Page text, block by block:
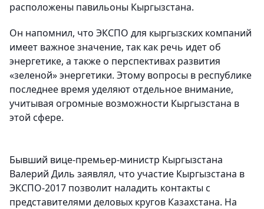
расположены павильоны Кыргызстана.
Он напомнил, что ЭКСПО для кыргызских компаний
имеет важное значение, так как речь идет об
энергетике, а также о перспективах развития
«зеленой» энергетики. Этому вопросы в республике
последнее время уделяют отдельное внимание,
учитывая огромные возможности Кыргызстана в
этой сфере.
Бывший вице-премьер-министр Кыргызстана
Валерий Диль заявлял, что участие Кыргызстана в
ЭКСПО-2017 позволит наладить контакты с
представителями деловых кругов Казахстана. На